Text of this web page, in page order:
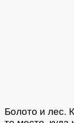
Болото и лес.